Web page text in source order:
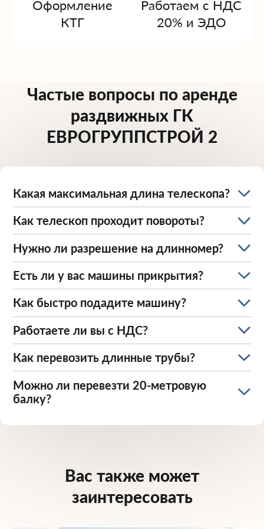
Оформление
КТГ
Работаем с НДС
20% и ЭДО
Частые вопросы по аренде
раздвижных ГК
ЕВРОГРУППСТРОЙ 2
Какая максимальная длина телескопа?
Как телескоп проходит повороты?
Нужно ли разрешение на длинномер?
Есть ли у вас машины прикрытия?
Как быстро подадите машину?
Работаете ли вы с НДС?
Как перевозить длинные трубы?
Можно ли перевезти 20-метровую
балку?
Вас также может
заинтересовать